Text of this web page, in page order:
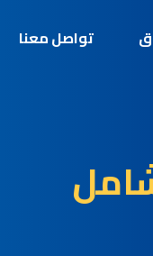
تواصل معنا